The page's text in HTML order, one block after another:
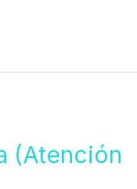
(Atención